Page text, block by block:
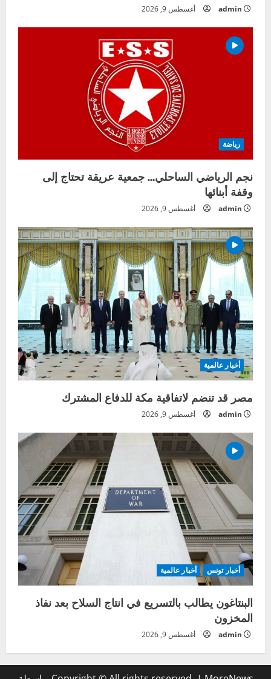
admin أغسطس 9, 2026
رياضة
نجم الرياضي الساحلي… جمعية عريقة تحتاج إلى
وقفة أبنائها
admin أغسطس 9, 2026
أخبار عالمية
مصر قد تنضم لاتفاقية مكة للدفاع المشترك
admin أغسطس 9, 2026
أخبار تونس أخبار عالمية
البنتاغون يطالب بالتسريع في انتاج السلاح بعد نفاذ
المخزون
admin أغسطس 9, 2026